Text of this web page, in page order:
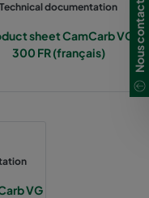
Technical documentation
sheet CamCarb VG
300 FR (français)
VG
Nous contacter